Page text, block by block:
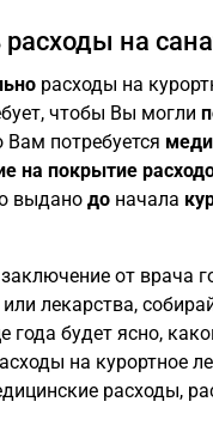
на
расходы на
чтобы Вы могли
Вам потребуется
на покрытие
выдано доначала
от врача
лекарства,
года будет ясно,
на курортное
расходы,